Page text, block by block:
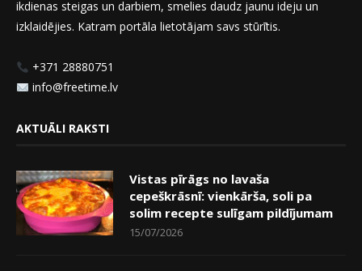
ikdienas steigas un darbiem, smelies daudz jaunu ideju un
izklaidējies. Katram portāla lietotājam savs stūrītis.
+371 28880751
info@freetime.lv
AKTUĀLI RAKSTI
Vistas pīrāgs no lavaša
cepeškrāsnī: vienkārša, soli pa
solim recepte sulīgam pildījumam
15/07/2026